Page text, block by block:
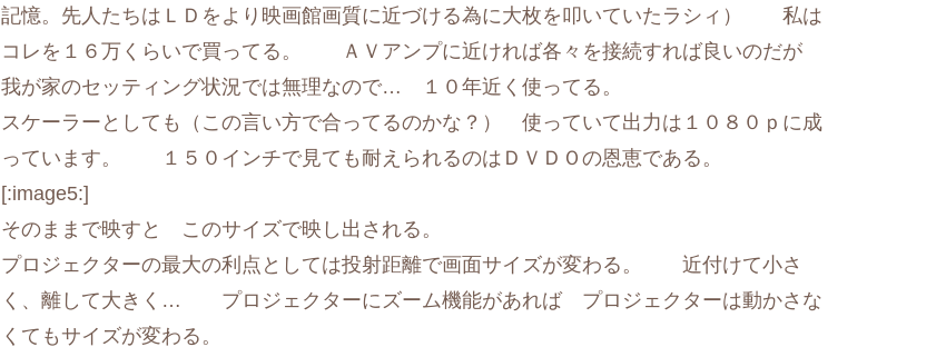
記憶。先人たちはＬＤをより映画館画質に近づける為に大枚を叩いていたラシィ） 私は
コレを１６万くらいで買ってる。 ＡＶアンプに近ければ各々を接続すれば良いのだが
我が家のセッティング状況では無理なので… １０年近く使ってる。
スケーラーとしても（この言い方で合ってるのかな？） 使っていて出力は１０８０ｐに成
っています。 １５０インチで見ても耐えられるのはＤＶＤＯの恩恵である。
[:image5:]
そのままで映すと このサイズで映し出される。
プロジェクターの最大の利点としては投射距離で画面サイズが変わる。 近付けて小さ
く、離して大きく… プロジェクターにズーム機能があれば プロジェクターは動かさな
くてもサイズが変わる。